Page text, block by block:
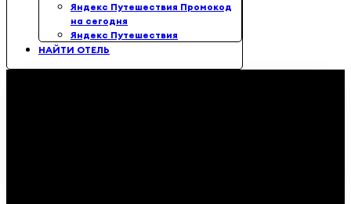
Яндекс Путешествия Промокод
на сегодня
Яндекс Путешествия
НАЙТИ ОТЕЛЬ